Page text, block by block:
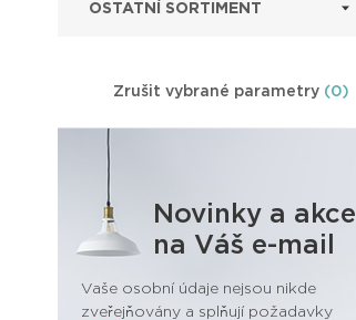
OSTATNÍ SORTIMENT
Zrušit vybrané parametry (0)
Novinky a akce
na Váš e-mail
Vaše osobní údaje nejsou nikde
zveřejňovány a splňují požadavky